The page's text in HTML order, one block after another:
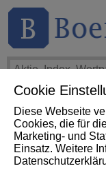
Cookie
Diese Webseite
Cookies, die für
Marketing- und
Einsatz. Weitere
THEMEN
Impact News +++
Halbjahr
Aktie -3,44%